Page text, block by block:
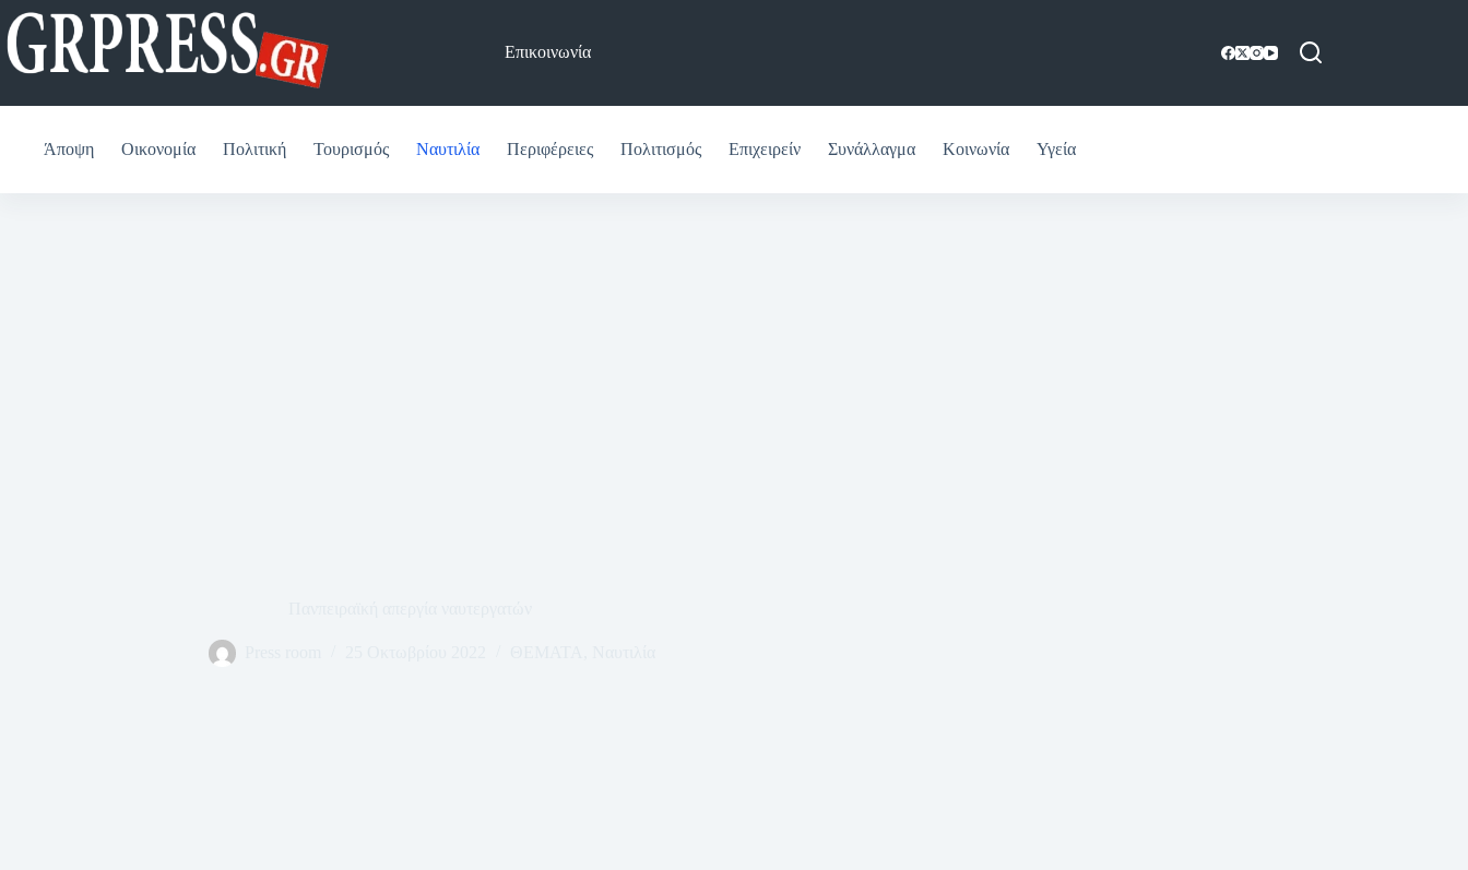
Μετάβαση
στο
περιεχόμενο
Επικοινωνία
Άποψη Οικονομία Πολιτική Τουρισμός Ναυτιλία Περιφέρειες Πολιτισμός Επιχειρείν Συνάλλαγμα Κοινωνία Υγεία